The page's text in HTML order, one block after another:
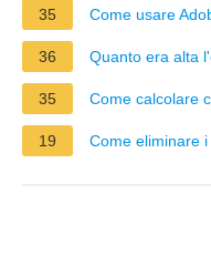
35
Come usare
36 Quanto era alta
35 Come calcolare
19 Come eliminare